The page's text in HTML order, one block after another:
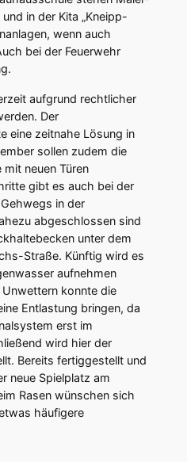
in der Kita „Kneipp-
wenn auch
bei der Feuerwehr
aufgrund rechtlicher
Der
eine zeitnahe Lösung in
sollen zudem die
neuen Türen
gibt es auch bei der
in der
abgeschlossen sind
unter dem
Straße. Künftig wird es
aufnehmen
konnte die
Entlastung bringen, da
erst im
wird hier der
Bereits fertiggestellt und
neue Spielplatz am
Rasen wünschen sich
häufigere